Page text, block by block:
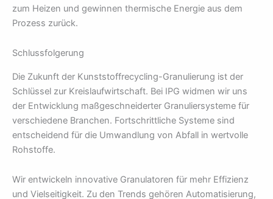
zum Heizen und gewinnen thermische Energie aus dem
Prozess zurück.
Schlussfolgerung
Die Zukunft der Kunststoffrecycling-Granulierung ist der
Schlüssel zur Kreislaufwirtschaft. Bei IPG widmen wir uns
der Entwicklung maßgeschneiderter Granuliersysteme für
verschiedene Branchen. Fortschrittliche Systeme sind
entscheidend für die Umwandlung von Abfall in wertvolle
Rohstoffe.
Wir entwickeln innovative Granulatoren für mehr Effizienz
und Vielseitigkeit. Zu den Trends gehören Automatisierung,